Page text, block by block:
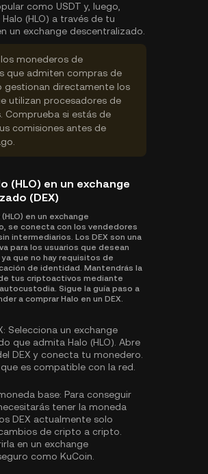
como USDT y, luego,
(HLO) a través de tu
un exchange descentralizado.
monederos de
que admiten compras de
gestionan directamente los
utilizan procesadores de
Comprueba si estás de
comisiones antes de
(HLO) en un exchange
(DEX)
en un exchange
se conecta con los vendedores
intermediarios. Los DEX son una
para los usuarios que desean
que no hay requisitos de
de identidad. Mantendrás la
tus criptoactivos mediante
Sigue la guía paso a
a comprar Halo en un DEX.
Selecciona un exchange
que admita Halo (HLO). Abre
DEX y conecta tu monedero.
es compatible con la red.
base: Para conseguir
tener la moneda
DEX actualmente solo
de cripto a cripto.
en un exchange
como KuCoin.